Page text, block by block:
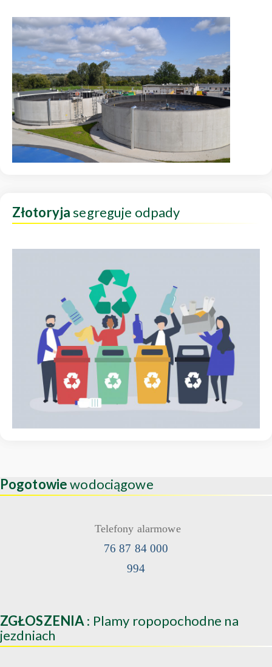
Złotoryjasegreguje odpady
Pogotowiewodociągowe
Telefony alarmowe
76 87 84 000
994
ZGŁOSZENIA : Plamy ropopochodne na
jezdniach